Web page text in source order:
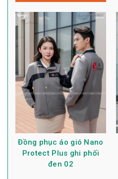
Đồng phục áo gió Nano
Protect Plus ghi phối
đen 02